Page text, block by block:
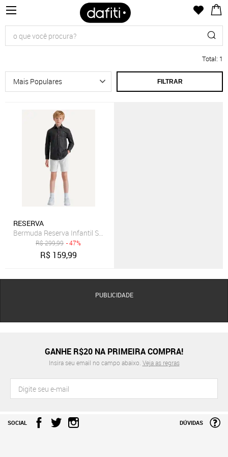
Total: 1
FILTRAR
RESERVA
Bermuda Reserva Infantil Sarja Alfaiataria Branco
R$299,99 - 47%
R$ 159,99
PUBLICIDADE
GANHE R$20 NA PRIMEIRA COMPRA!
Insira seu email no campo abaixo. Veja as regras
SOCIAL DÚVIDAS